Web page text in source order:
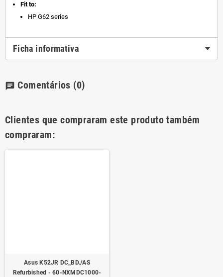
Fit to:
HP G62 series
Ficha informativa
chat Comentários (0)
Clientes que compraram este produto também
compraram:
Asus K52JR DC_BD./AS
Refurbished - 60-NXMDC1000-